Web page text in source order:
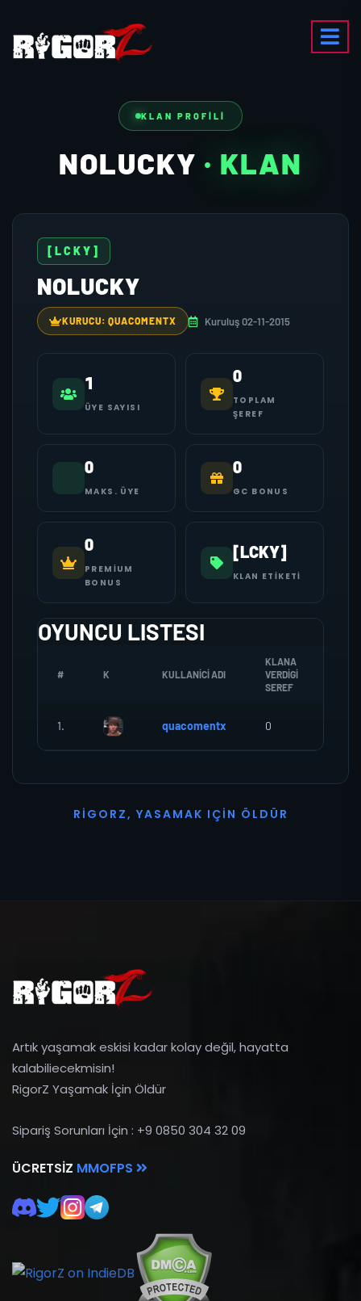
KLAN PROFILI
NOLUCKY · KLAN
[LCKY]
NOLUCKY
KURUCU: QUACOMENTX Kuruluş 02-11-2015
1
ÜYE SAYISI
0
TOPLAM
ŞEREF
0
MAKS. ÜYE
0
GC BONUS
0
PREMIUM
BONUS
[LCKY]
KLAN ETIKETI
OYUNCU LISTESI
# K KULLANICI ADI
KLANA
VERDIGI
SEREF
1. quacomentx 0
R I G O R Z, YASAMAK I ÇI N Ö L D Ü R
Artık yaşamak eskisi kadar kolay değil, hayatta
kalabiliecekmisin!
RigorZ Yaşamak İçin Öldür
Sipariş Sorunları İçin : +9 0850 304 32 09
ÜCRETSIZ MMOFPS